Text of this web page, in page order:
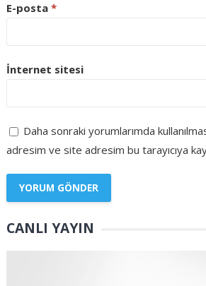
E-posta *
İnternet sitesi
Daha sonraki yorumlarımda
adresim ve site adresim bu tarayıcıya
CANLI YAYIN